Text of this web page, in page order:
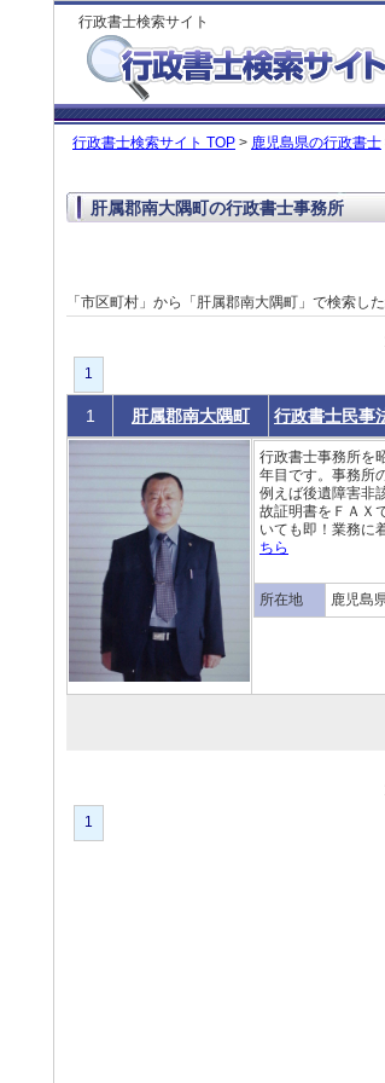
行政書士検索サイト
行政書士検索サイト TOP > 鹿児島県の行政書士
肝属郡南大隅町の行政書士事務所
「市区町村」から「肝属郡南大隅町」で検索し
1
1
1 肝属郡南大隅町 行政書士民事
行政書士事務所を
年目です。事務所
例えば後遺障害非
故証明書をＦＡＸ
いても即！業務に
ちら
所在地 鹿児島
1
1